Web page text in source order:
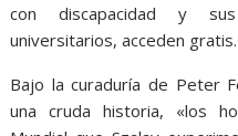
con discapacidad y sus
universitarios, acceden gratis.
Bajo la curaduría de Peter
una cruda historia, «los